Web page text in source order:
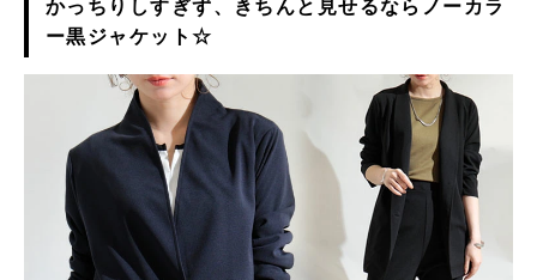
かっちりしすぎず、きちんと見せるならノーカラ
ー黒ジャケット☆